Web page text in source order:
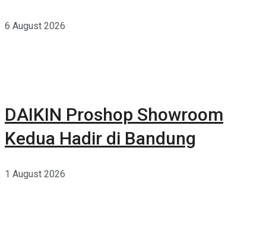
6 August 2026
DAIKIN Proshop Showroom
Kedua Hadir di Bandung
1 August 2026